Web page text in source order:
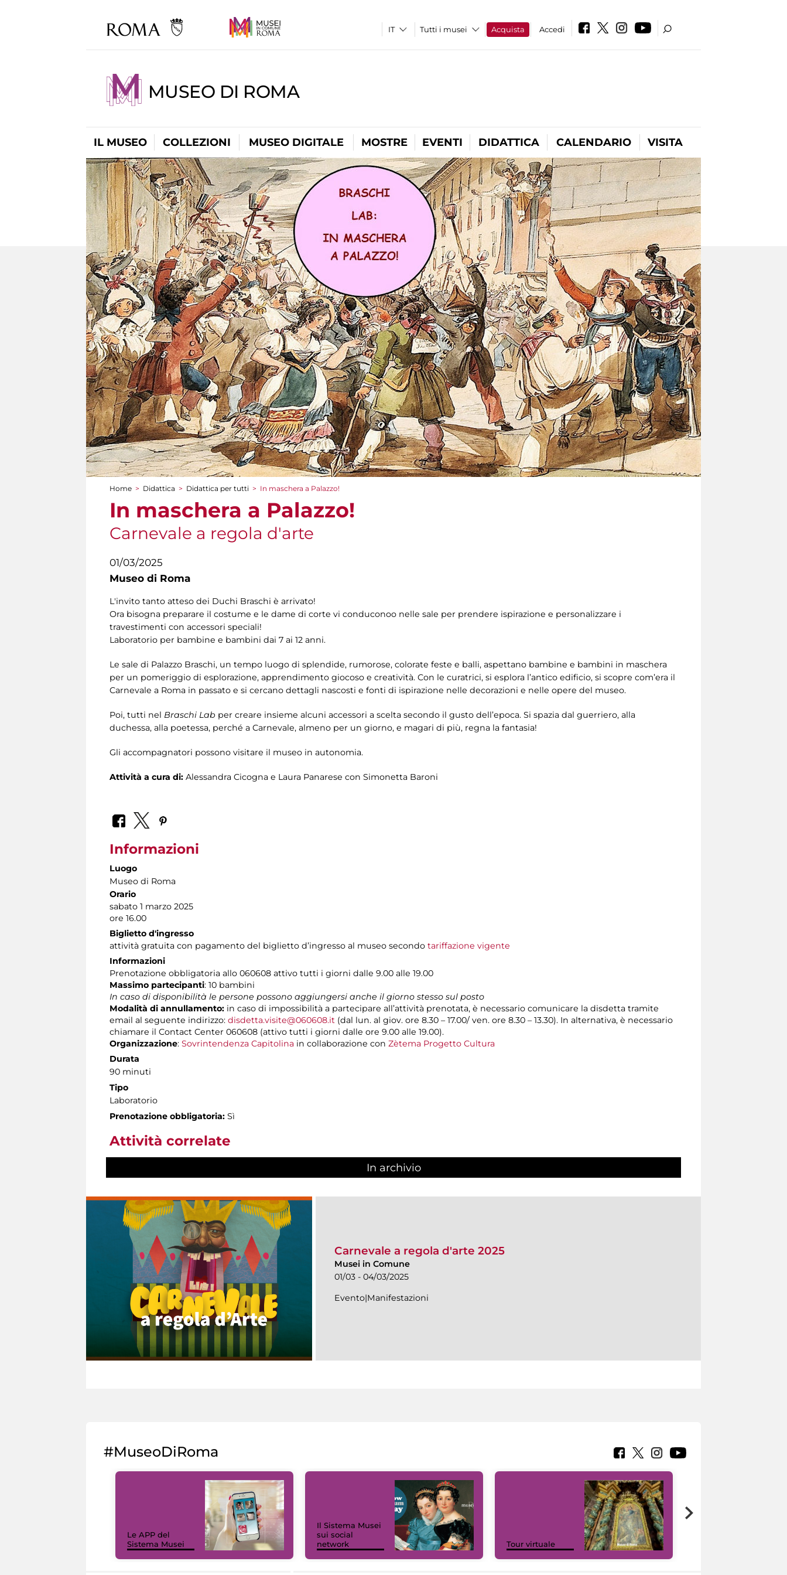
Tutti i musei Acquista Accedi
MUSEO DI ROMA
IL MUSEO COLLEZIONI MUSEO DIGITALE MOSTRE EVENTI DIDATTICA CALENDARIO VISITA
Tu sei qui
Home > Didattica > Didattica per tutti > In maschera a Palazzo!
In maschera a Palazzo!
Carnevale a regola d'arte
01/03/2025
Museo di Roma
L'invito tanto atteso dei Duchi Braschi è arrivato!
Ora bisogna preparare il costume e le dame di corte vi conduconoo nelle sale per prendere ispirazione e personalizzare i
travestimenti con accessori speciali!
Laboratorio per bambine e bambini dai 7 ai 12 anni.
Le sale di Palazzo Braschi, un tempo luogo di splendide, rumorose, colorate feste e balli, aspettano bambine e bambini in maschera
per un pomeriggio di esplorazione, apprendimento giocoso e creatività. Con le curatrici, si esplora l’antico edificio, si scopre com’era il
Carnevale a Roma in passato e si cercano dettagli nascosti e fonti di ispirazione nelle decorazioni e nelle opere del museo.
Poi, tutti nel Braschi Lab per creare insieme alcuni accessori a scelta secondo il gusto dell’epoca. Si spazia dal guerriero, alla
duchessa, alla poetessa, perché a Carnevale, almeno per un giorno, e magari di più, regna la fantasia!
Gli accompagnatori possono visitare il museo in autonomia.
Attività a cura di: Alessandra Cicogna e Laura Panarese con Simonetta Baroni
Informazioni
Luogo
Museo di Roma
Orario
sabato 1 marzo 2025
ore 16.00
Biglietto d'ingresso
attività gratuita con pagamento del biglietto d’ingresso al museo secondo tariffazione vigente
Informazioni
Prenotazione obbligatoria allo 060608 attivo tutti i giorni dalle 9.00 alle 19.00
Massimo partecipanti: 10 bambini
In caso di disponibilità le persone possono aggiungersi anche il giorno stesso sul posto
Modalità di annullamento: in caso di impossibilità a partecipare all’attività prenotata, è necessario comunicare la disdetta tramite
email al seguente indirizzo: disdetta.visite@060608.it (dal lun. al giov. ore 8.30 – 17.00/ ven. ore 8.30 – 13.30). In alternativa, è necessario
chiamare il Contact Center 060608 (attivo tutti i giorni dalle ore 9.00 alle 19.00).
Organizzazione: Sovrintendenza Capitolina in collaborazione con Zètema Progetto Cultura
Durata
90 minuti
Tipo
Laboratorio
Prenotazione obbligatoria: Sì
Attività correlate
In archivio
Carnevale a regola d'arte 2025
Musei in Comune
01/03 - 04/03/2025
Evento|Manifestazioni
#MuseoDiRoma
Le APP del
Sistema Musei
Il Sistema Musei
sui social
network
Tour virtuale